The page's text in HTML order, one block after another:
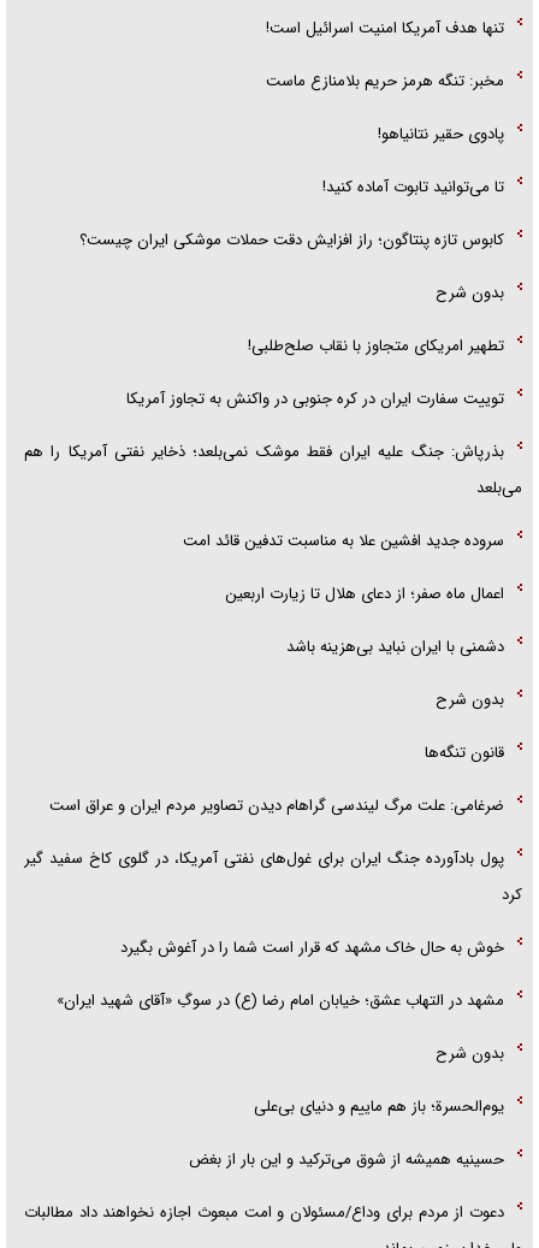
تنها هدف آمریکا امنیت اسرائیل است!
مخبر: تنگه هرمز حریم بلامنازع ماست
پادوی حقیر نتانیاهو!
تا می‌توانید تابوت آماده کنید!
کابوس تازه پنتاگون؛ راز افزایش دقت حملات موشکی ایران چیست؟
بدون شرح
تطهیر امریکای متجاوز با نقاب صلح‌طلبی!
توییت سفارت ایران در کره جنوبی در واکنش به تجاوز آمریکا
بذرپاش: ‏جنگ علیه ایران فقط موشک نمی‌بلعد؛ ذخایر نفتی آمریکا را هم
می‌بلعد
سروده جدید افشین علا به مناسبت تدفین قائد امت
اعمال ماه صفر؛ از دعای هلال تا زیارت اربعین
دشمنی با ایران نباید بی‌هزینه باشد
بدون شرح
قانون تنگه‌ها
ضرغامی: علت مرگ لیندسی گراهام دیدن تصاویر مردم ایران و عراق است
پول بادآورده جنگ ایران برای غول‌های نفتی آمریکا، در گلوی کاخ سفید گیر
کرد
خوش به حال خاک مشهد که قرار است شما را در آغوش بگیرد
مشهد در التهاب عشق؛ خیابان امام رضا (ع) در سوگِ «آقای شهید ایران»
بدون شرح
یوم‌الحسرة؛ باز هم ماییم و دنیای بی‌علی
حسینیه همیشه از شوق می‌ترکید و این بار از بغض
دعوت از مردم برای وداع/مسئولان و امت مبعوث اجازه نخواهند داد مطالبات